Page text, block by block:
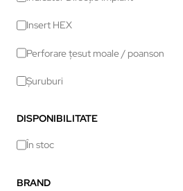
Insert HEX
Perforare țesut moale / poanson
Șuruburi
DISPONIBILITATE
În stoc
BRAND